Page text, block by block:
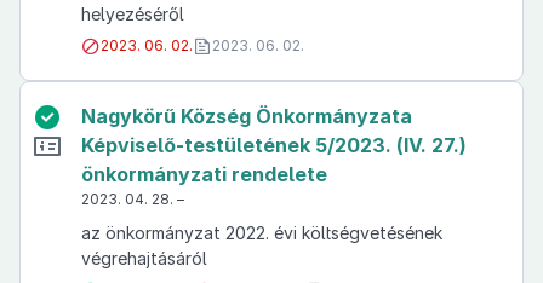
helyezéséről
2023. 06. 02. 2023. 06. 02.
Nagykörű Község Önkormányzata
Képviselő-testületének 5/2023. (IV. 27.)
önkormányzati rendelete
2023. 04. 28. –
az önkormányzat 2022. évi költségvetésének
végrehajtásáról